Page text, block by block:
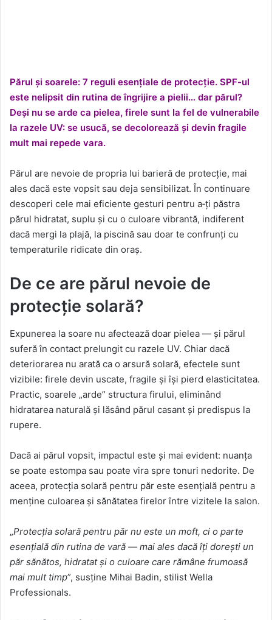
Părul și soarele: 7 reguli esențiale de protecție. SPF-ul
este nelipsit din rutina de îngrijire a pielii… dar părul?
Deși nu se arde ca pielea, firele sunt la fel de vulnerabile
la razele UV: se usucă, se decolorează și devin fragile
mult mai repede vara.
Părul are nevoie de propria lui barieră de protecție, mai
ales dacă este vopsit sau deja sensibilizat. În continuare
descoperi cele mai eficiente gesturi pentru a‑ți păstra
părul hidratat, suplu și cu o culoare vibrantă, indiferent
dacă mergi la plajă, la piscină sau doar te confrunți cu
temperaturile ridicate din oraș.
De ce are părul nevoie de
protecție solară?
Expunerea la soare nu afectează doar pielea — și părul
suferă în contact prelungit cu razele UV. Chiar dacă
deteriorarea nu arată ca o arsură solară, efectele sunt
vizibile: firele devin uscate, fragile și își pierd elasticitatea.
Practic, soarele „arde” structura firului, eliminând
hidratarea naturală și lăsând părul casant și predispus la
rupere.
Dacă ai părul vopsit, impactul este și mai evident: nuanța
se poate estompa sau poate vira spre tonuri nedorite. De
aceea, protecția solară pentru păr este esențială pentru a
menține culoarea și sănătatea firelor între vizitele la salon.
„Protecția solară pentru păr nu este un moft, ci o parte
esențială din rutina de vară — mai ales dacă îți dorești un
păr sănătos, hidratat și o culoare care rămâne frumoasă
mai mult timp”, susține Mihai Badin, stilist Wella
Professionals.